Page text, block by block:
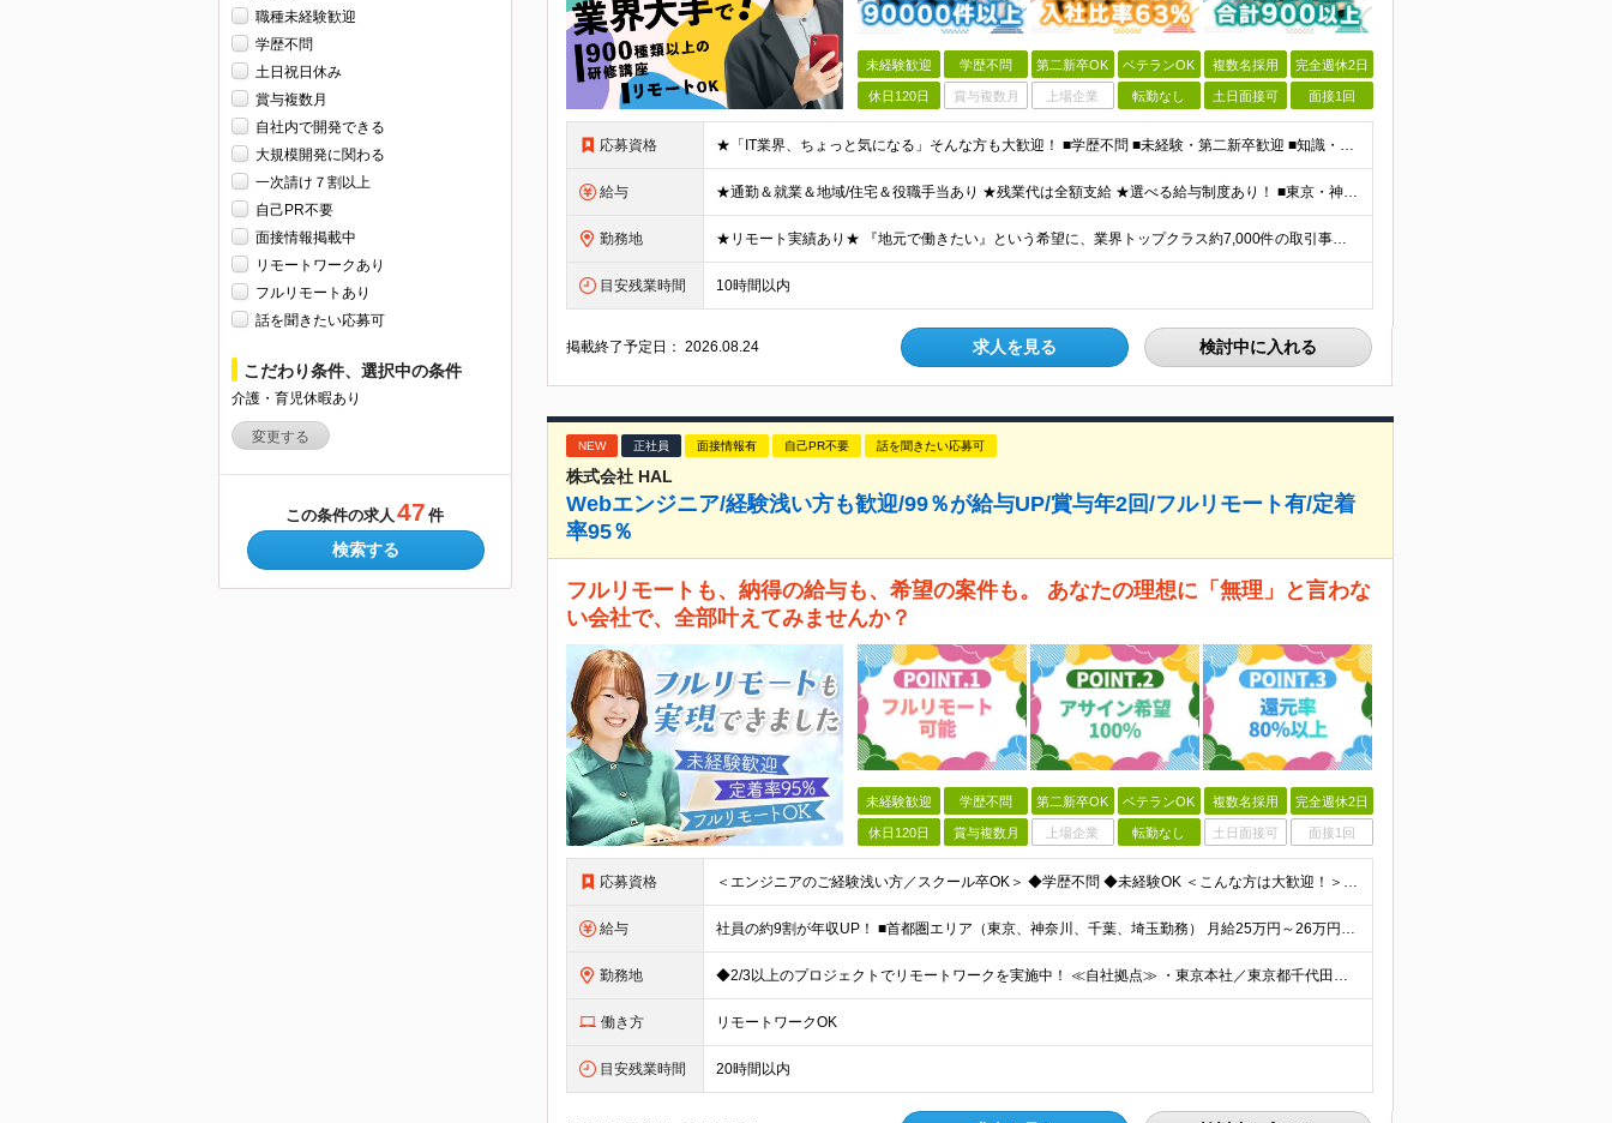
職種未経験歓迎
学歴不問
土日祝日休み
賞与複数月
自社内で開発できる
大規模開発に関わる
一次請け７割以上
自己PR不要
面接情報掲載中
リモートワークあり
フルリモートあり
話を聞きたい応募可
こだわり条件、選択中の条件
介護・育児休暇あり
変更する
この条件の求人 47 件
検索する
未経験歓迎 学歴不問 第二新卒OK ベテランOK 複数名採用 完全週休2日
休日120日 賞与複数月 上場企業 転勤なし 土日面接可 面接1回
応募資格 ★「IT業界、ちょっと気になる」そんな方も大歓迎！ ■学歴不問 ■未経験・第二新卒歓迎 ■知識・経験はこれから身につけていければOK！ □■ステップアップ■□ 社内システム開発やインフラ構築などジャ
給与 ★通勤＆就業＆地域/住宅＆役職手当あり ★残業代は全額支給 ★選べる給与制度あり！ ■東京・神奈川・千葉・埼玉勤務の場合 月給24.5万円～55万円＋諸手当 （残業代は全額支給） (20,000円の
勤務地 ★リモート実績あり★ 『地元で働きたい』という希望に、業界トップクラス約7,000件の取引事業所数、90,000件以上のプロジェクトから検討をいたします。 全国の取引先での就業となります（沖縄を除
目安残業時間 10時間以内
掲載終了予定日：2026.08.24 求人を見る 検討中に入れる
NEW 正社員 面接情報有 自己PR不要 話を聞きたい応募可
株式会社 HAL
Webエンジニア/経験浅い方も歓迎/99％が給与UP/賞与年2回/フルリモート有/定着
率95％
フルリモートも、納得の給与も、希望の案件も。 あなたの理想に「無理」と言わな
い会社で、全部叶えてみませんか？
未経験歓迎 学歴不問 第二新卒OK ベテランOK 複数名採用 完全週休2日
休日120日 賞与複数月 上場企業 転勤なし 土日面接可 面接1回
応募資格 ＜エンジニアのご経験浅い方／スクール卒OK＞ ◆学歴不問 ◆未経験OK ＜こんな方は大歓迎！＞ ◎今の収入に不満がある方 ◎新しい言語・スキルに挑戦したい方 ◎腰を据えて活躍したい方 ◎頑張りを評価
給与 社員の約9割が年収UP！ ■首都圏エリア（東京、神奈川、千葉、埼玉勤務） 月給25万円～26万円（固定残業代含む） ※固定残業代は、時間外労働の有無に関わらず17時間分を30,000円～31,200
勤務地 ◆2/3以上のプロジェクトでリモートワークを実施中！ ≪自社拠点≫ ・東京本社／東京都千代田区丸の内二丁目6番1号 丸の内パークビルディング6階 ・関西支社／⼤阪府⼤阪市中央区安⼟町2-3-13 ⼤
働き方 リモートワークOK
目安残業時間 20時間以内